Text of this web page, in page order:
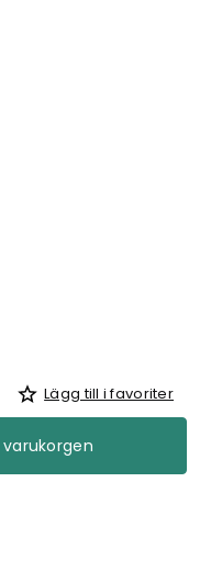
Lägg till i favoriter
varukorgen